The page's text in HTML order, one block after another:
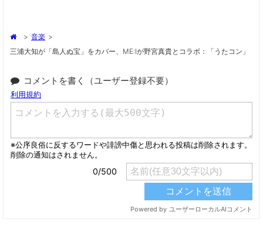
> 音楽 >
三浦大知が「島人ぬ宝」をカバー、ME:Iが野宮真貴とコラボ：「うたコン」
コメントを書く（ユーザー登録不要）